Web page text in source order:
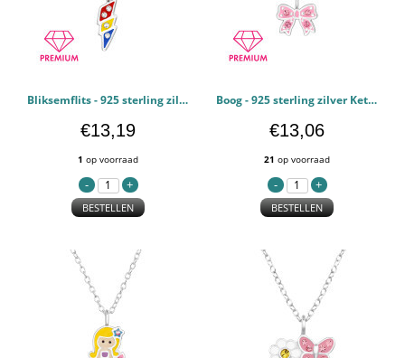
Bliksemflits - 925 sterling zilver Kettingen voor kinderen PCJW48815
€13,19
1 op voorraad
BESTELLEN
Boog - 925 sterling zilver Kettingen voor kinderen PCJW48799
€13,06
21 op voorraad
BESTELLEN